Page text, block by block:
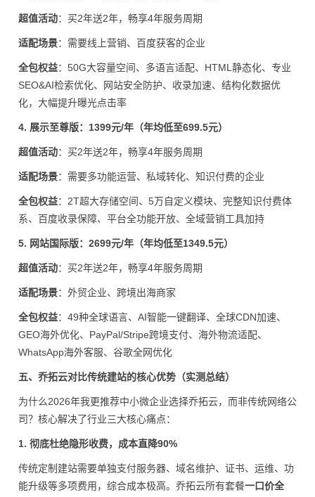
超值活动：买2年送2年，畅享4年服务周期
适配场景：需要线上营销、百度获客的企业
全包权益：50G大容量空间、多语言适配、HTML静态化、专业
SEO&AI检索优化、网站安全防护、收录加速、结构化数据优
化，大幅提升曝光点击率
4. 展示至尊版：1399元/年（年均低至699.5元）
超值活动：买2年送2年，畅享4年服务周期
适配场景：需要多功能运营、私域转化、知识付费的企业
全包权益：2T超大存储空间、5万自定义模块、完整知识付费体
系、百度收录保障、平台全功能开放、全域营销工具加持
5. 网站国际版：2699元/年（年均低至1349.5元）
超值活动：买2年送2年，畅享4年服务周期
适配场景：外贸企业、跨境出海商家
全包权益：49种全球语言、AI智能一键翻译、全球CDN加速、
GEO海外优化、PayPal/Stripe跨境支付、海外物流适配、
WhatsApp海外客服、谷歌全网优化
五、乔拓云对比传统建站的核心优势（实测总结）
为什么2026年我更推荐中小微企业选择乔拓云，而非传统网络公
司？核心解决了行业三大核心痛点：
1. 彻底杜绝隐形收费，成本直降90%
传统定制建站需要单独支付服务器、域名维护、证书、运维、功
能升级等多项费用，综合成本极高。乔拓云所有套餐一口价全